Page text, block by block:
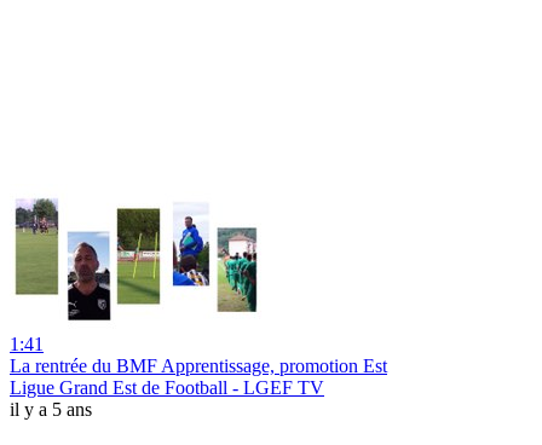
1:41
La rentrée du BMF Apprentissage, promotion Est
Ligue Grand Est de Football - LGEF TV
il y a 5 ans